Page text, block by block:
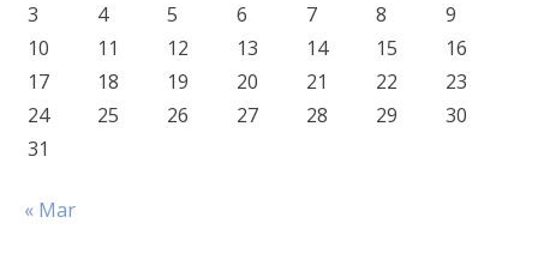
3
4 5 6 7 8
9
10
11 12 13 14 15
16
17
18 19 20 21 22
23
24
25 26 27 28 29
30
31
« Mar